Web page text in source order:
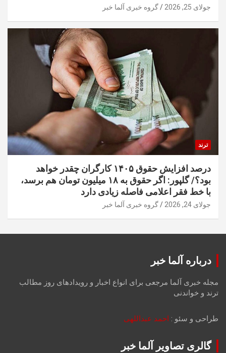
جولای 25, 2026 گروه خبری آلما خبر
ترند
درصد افزایش حقوق ۱۴۰۵ کارگران چقدر خواهد
بود؟/ گلپور: اگر حقوق به ۱۸ میلیون تومان هم برسد،
با خط فقر اعلامی فاصله زیادی دارد
جولای 24, 2026 گروه خبری آلما خبر
درباره آلما خبر
مجله خبری آلما مرجعی برای انواع اخبار و رویدادهای روز مطالب
ترند و خواندنی
طراحی و سئو : احمد عبداللهی
گالری تصاویر آلما خبر